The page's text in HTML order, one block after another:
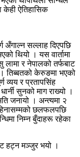
केही ऐतिहासिक
अँगाल्न सल्लाह दिएपछि
थियो । यस वार्तामा
लामा र नेपालको तर्फबाट
। तिब्बतको केरुङमा भएको
व्यय र प्रतापसिंह
सुनको माग राख्यो ।
जनायो । अन्त्यमा २
छलफलपछि
निम्न बुँदाहरू रहेका
हट्न मञ्जुर भयो ।